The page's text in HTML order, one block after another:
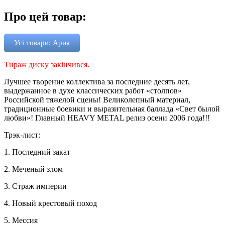
Про цей товар:
Усі товари: Ария
Тираж диску закінчився.
Лучшее творение коллектива за последние десять лет,
выдержанное в духе классических работ «столпов»
Российской тяжелой сцены! Великолепный материал,
традиционные боевики и выразительная баллада «Свет былой
любви»! Главный HEAVY METAL релиз осени 2006 года!!!
Трэк-лист:
1. Последний закат
2. Меченый злом
3. Страж империи
4. Новый крестовый поход
5. Мессия